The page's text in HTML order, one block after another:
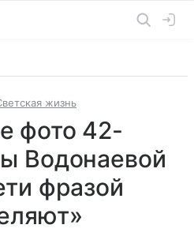
жизнь
фото 42-
Водонаевой
фразой